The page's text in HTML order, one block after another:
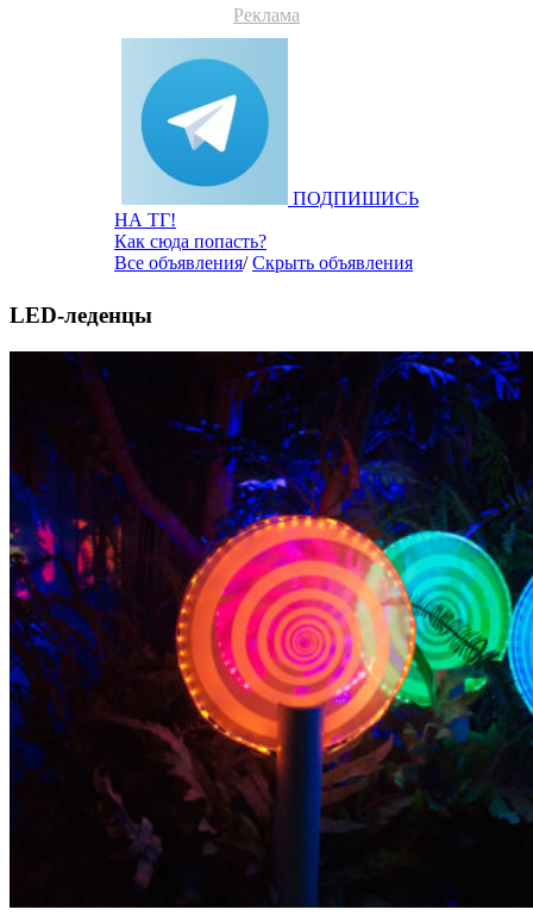
Реклама
ПОДПИШИСЬ
НА ТГ!
Как сюда попасть?
Все объявления/Скрыть объявления
LED-леденцы